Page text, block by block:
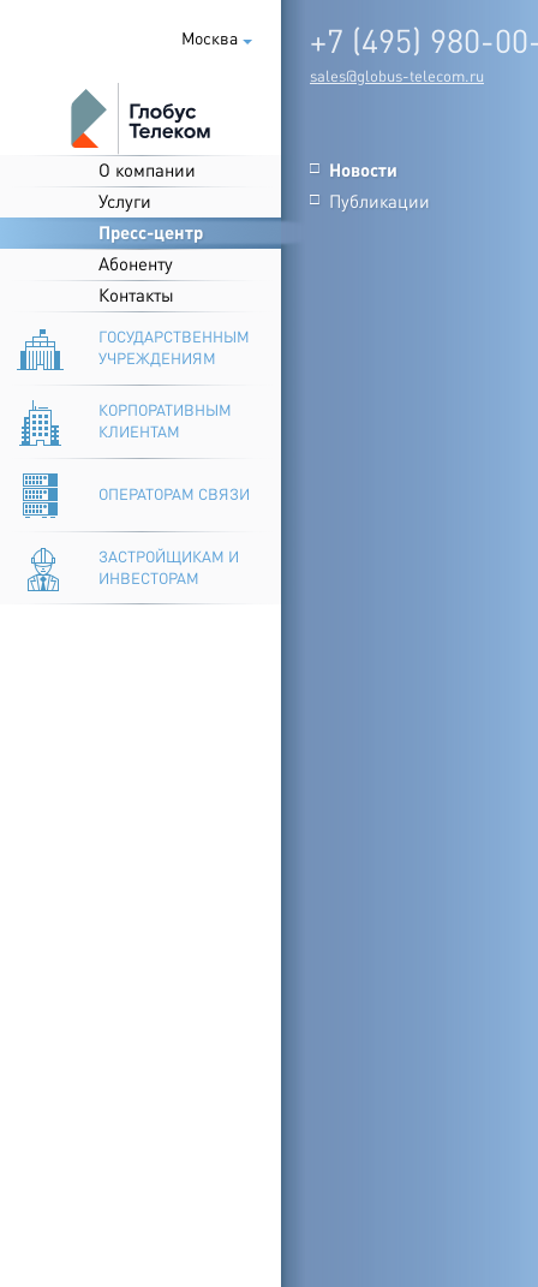
Москва
О компании
Услуги
Пресс-центр
Абоненту
Контакты
ГОСУДАРСТВЕННЫМ
УЧРЕЖДЕНИЯМ
КОРПОРАТИВНЫМ
КЛИЕНТАМ
ОПЕРАТОРАМ СВЯЗИ
ЗАСТРОЙЩИКАМ И
ИНВЕСТОРАМ
+7 (495) 980-
sales@globus-telecom.ru
□ Новости
□ Публикации